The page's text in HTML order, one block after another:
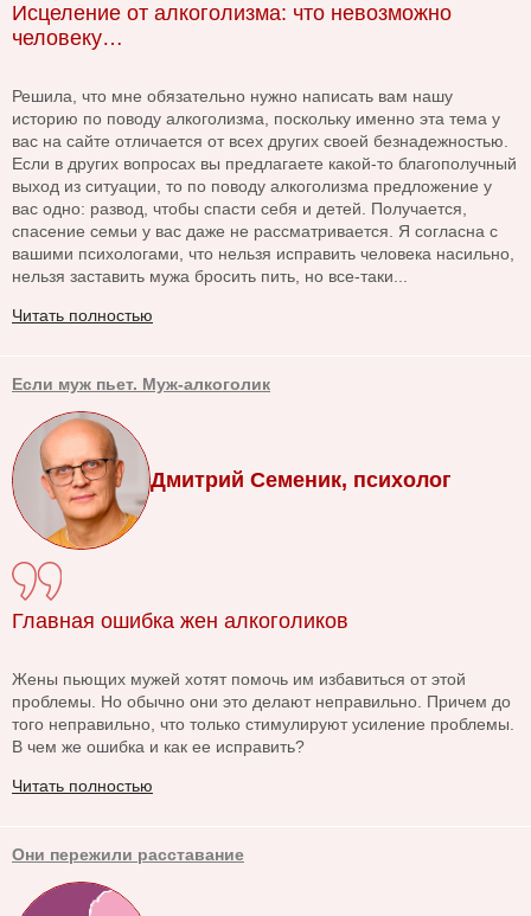
Исцеление от алкоголизма: что невозможно
человеку…
Решила, что мне обязательно нужно написать вам нашу
историю по поводу алкоголизма, поскольку именно эта тема у
вас на сайте отличается от всех других своей безнадежностью.
Если в других вопросах вы предлагаете какой-то благополучный
выход из ситуации, то по поводу алкоголизма предложение у
вас одно: развод, чтобы спасти себя и детей. Получается,
спасение семьи у вас даже не рассматривается. Я согласна с
вашими психологами, что нельзя исправить человека насильно,
нельзя заставить мужа бросить пить, но все-таки...
Читать полностью
Если муж пьет. Муж-алкоголик
Дмитрий Семеник, психолог
Главная ошибка жен алкоголиков
Жены пьющих мужей хотят помочь им избавиться от этой
проблемы. Но обычно они это делают неправильно. Причем до
того неправильно, что только стимулируют усиление проблемы.
В чем же ошибка и как ее исправить?
Читать полностью
Они пережили расставание